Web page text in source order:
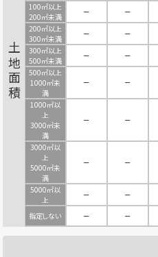
土地面積
100㎡以上
200㎡未満
－ －
200㎡以上
300㎡未満
－ －
300㎡以上
500㎡未満
－ －
500㎡以上
1000㎡未
満
－ －
1000㎡以
上
3000㎡未
満
－ －
3000㎡以
上
5000㎡未
満
－ －
5000㎡以
上
－ －
指定しない － －